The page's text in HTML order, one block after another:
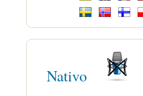
Nativo